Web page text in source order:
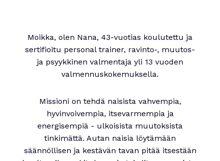
Moikka, olen Nana, 43-vuotias koulutettu ja
sertifioitu personal trainer, ravinto-, muutos-
ja psyykkinen valmentaja yli 13 vuoden
valmennuskokemuksella.
Missioni on tehdä naisista vahvempia,
hyvinvoivempia, itsevarmempia ja
energisempiä - ulkoisista muutoksista
tinkimättä. Autan naisia löytämään
säännöllisen ja kestävän tavan pitää itsestään